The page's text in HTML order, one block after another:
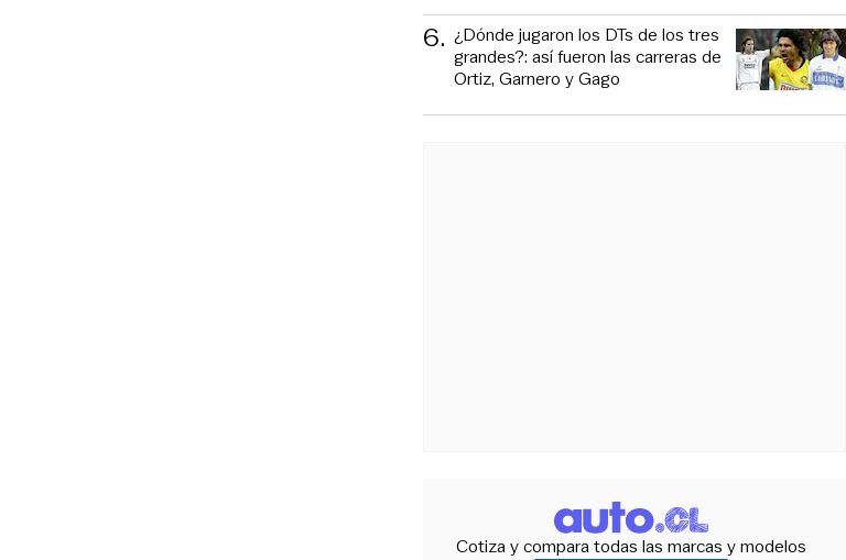
6. ¿Dónde jugaron los DTs de los tres
grandes?: así fueron las carreras de
Ortiz, Garnero y Gago
Cotiza y compara todas las marcas y modelos